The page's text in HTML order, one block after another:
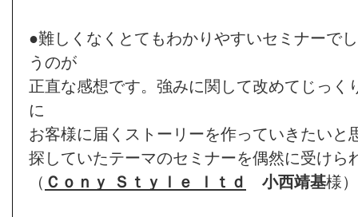
●難しくなくとてもわかりやすいセミナーで
うのが
正直な感想です。強みに関して改めてじっく
に
お客様に届くストーリーを作っていきたいと
探していたテーマのセミナーを偶然に受けら
（ Ｃｏｎｙ Ｓｔｙｌｅ ｌｔｄ 小西靖基様）